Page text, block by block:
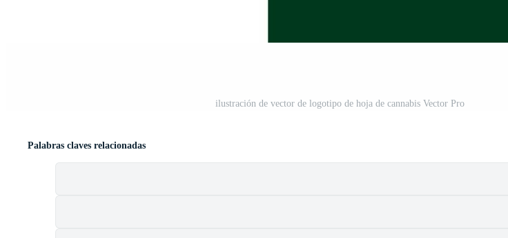
ilustración de vector de logotipo de hoja de cannabis Vector Pro
Palabras claves relacionadas